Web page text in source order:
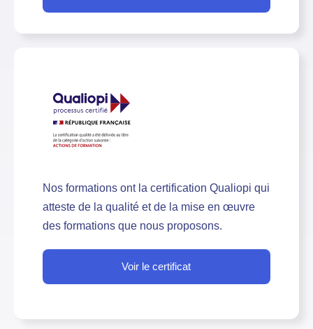
Nos formations ont la certification Qualiopi qui
atteste de la qualité et de la mise en œuvre
des formations que nous proposons.
Voir le certificat